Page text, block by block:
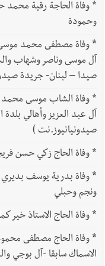
*
وحمودة
*
آل موسى وناصر وشهاب
صيدا – لبنان- جريدة
*
آل عبد العزيز وأهالي
صيدونيانيوز.نت )
*وفاة الحاج زكي حسن فريجة -
*
ونجم وحبلي
*وفاة الحاج الاستاذ خير كمال
*
الاسماك سابقا -آل بوجي